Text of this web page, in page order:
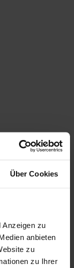
Über Cookies
Anzeigen zu
anbieten
zu
zu Ihrer